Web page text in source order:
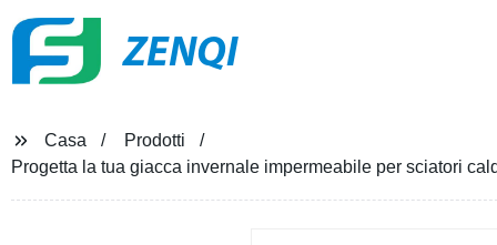
ZENQI
Casa
Prodotti
Progetta la tua giacca invernale impermeabile per sciatori